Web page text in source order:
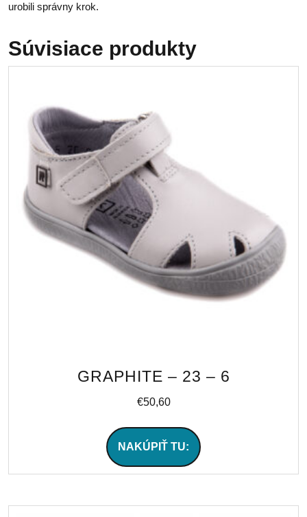
urobili správny krok.
Súvisiace produkty
GRAPHITE – 23 – 6
€50,60
NAKÚPIŤ TU: